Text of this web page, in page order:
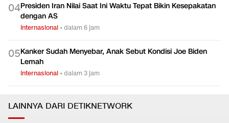
04Presiden Iran Nilai Saat Ini Waktu Tepat Bikin Kesepakatan
dengan AS
Internasional •dalam 6 jam
05Kanker Sudah Menyebar, Anak Sebut Kondisi Joe Biden
Lemah
Internasional •dalam 3 jam
LAINNYA DARI DETIKNETWORK